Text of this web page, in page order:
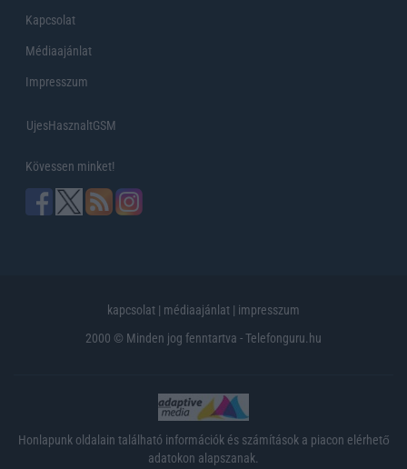
Kapcsolat
Médiaajánlat
Impresszum
UjesHasznaltGSM
Kövessen minket!
kapcsolat | médiaajánlat | impresszum
2000 © Minden jog fenntartva - Telefonguru.hu
Honlapunk oldalain található információk és számítások a piacon elérhető
adatokon alapszanak.